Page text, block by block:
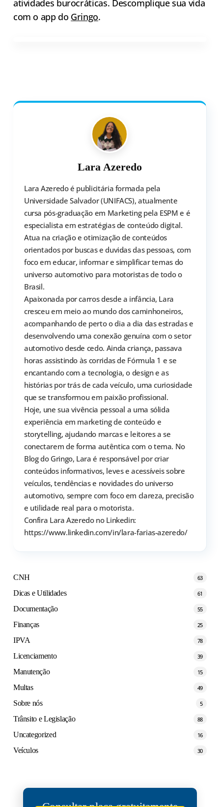
atividades burocráticas. Descomplique sua vida
com o app do Gringo.
Lara Azeredo
Lara Azeredo é publicitária formada pela
Universidade Salvador (UNIFACS), atualmente
cursa pós-graduação em Marketing pela ESPM e é
especialista em estratégias de conteúdo digital.
Atua na criação e otimização de conteúdos
orientados por buscas e duvidas das pessoas, com
foco em educar, informar e simplificar temas do
universo automotivo para motoristas de todo o
Brasil.
Apaixonada por carros desde a infância, Lara
cresceu em meio ao mundo dos caminhoneiros,
acompanhando de perto o dia a dia das estradas e
desenvolvendo uma conexão genuína com o setor
automotivo desde cedo. Ainda criança, passava
horas assistindo às corridas de Fórmula 1 e se
encantando com a tecnologia, o design e as
histórias por trás de cada veículo, uma curiosidade
que se transformou em paixão profissional.
Hoje, une sua vivência pessoal a uma sólida
experiência em marketing de conteúdo e
storytelling, ajudando marcas e leitores a se
conectarem de forma autêntica com o tema. No
Blog do Gringo, Lara é responsável por criar
conteúdos informativos, leves e acessíveis sobre
veículos, tendências e novidades do universo
automotivo, sempre com foco em clareza, precisão
e utilidade real para o motorista.
Confira Lara Azeredo no Linkedin:
https://www.linkedin.com/in/lara-farias-azeredo/
CNH 63
Dicas e Utilidades 61
Documentação 55
Finanças 25
IPVA 78
Licenciamento 39
Manutenção 15
Multas 49
Sobre nós 5
Trânsito e Legislação 88
Uncategorized 16
Veículos 30